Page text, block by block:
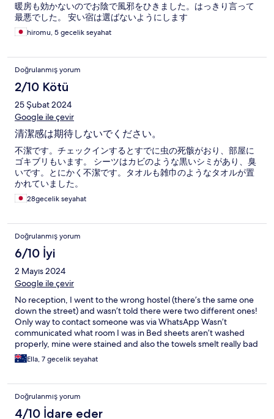
暖房も効かないのでお陰で風邪をひきました。はっきり言って
最悪でした。 安い宿は選ばないようにします
hiromu, 5 gecelik seyahat
Doğrulanmış yorum
2/10 Kötü
25 Şubat 2024
Google ile çevir
清潔感は期待しないでください。
不潔です。チェックインするとすでに虫の死骸がおり、部屋に
ゴキブリもいます。 シーツはカビのような黒いシミがあり、臭
いです。とにかく不潔です。タオルも雑巾のようなタオルが置
かれていました。
28gecelik seyahat
Doğrulanmış yorum
6/10 İyi
2 Mayıs 2024
Google ile çevir
No reception, I went to the wrong hostel (there’s the same one
down the street) and wasn’t told there were two different ones!
Only way to contact someone was via WhatsApp Wasn’t
communicated what room I was in Bed sheets aren’t washed
properly, mine were stained and also the towels smelt really bad
Ella, 7 gecelik seyahat
Doğrulanmış yorum
4/10 İdare eder